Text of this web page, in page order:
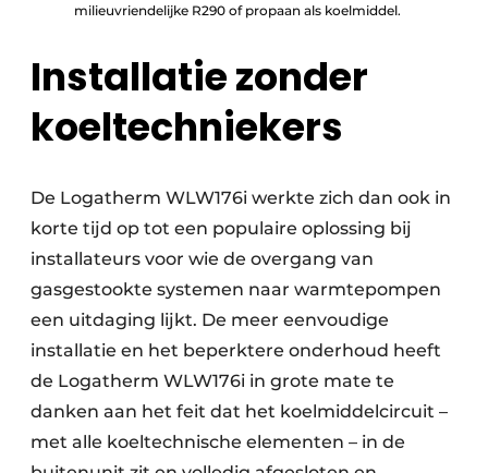
milieuvriendelijke R290 of propaan als koelmiddel.
Installatie zonder
koeltechniekers
De Logatherm WLW176i werkte zich dan ook in
korte tijd op tot een populaire oplossing bij
installateurs voor wie de overgang van
gasgestookte systemen naar warmtepompen
een uitdaging lijkt. De meer eenvoudige
installatie en het beperktere onderhoud heeft
de Logatherm WLW176i in grote mate te
danken aan het feit dat het koelmiddelcircuit –
met alle koeltechnische elementen – in de